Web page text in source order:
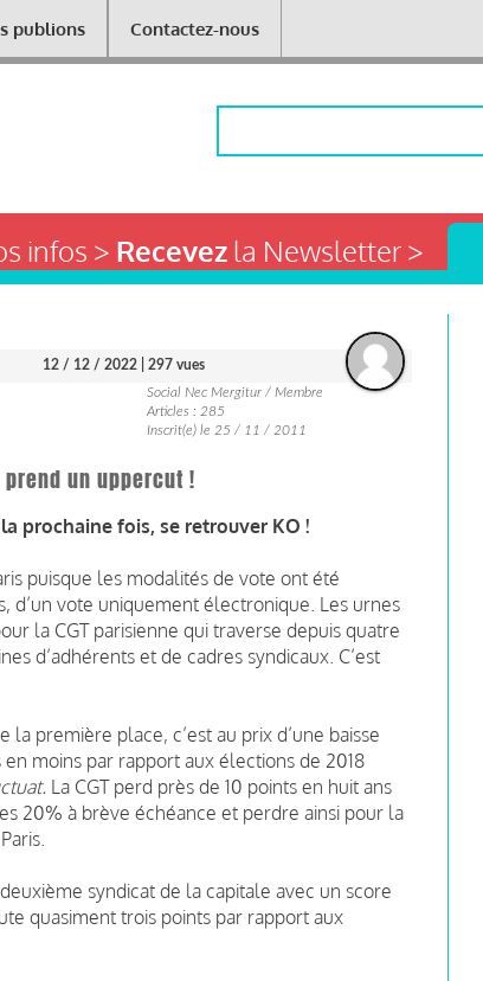
publions Contactez-nous
infos > Recevezla Newsletter >
12 / 12 / 2022 | 297 vues
Social Nec Mergitur / Membre
Articles : 285
Inscrit(e) le 25 / 11 / 2011
un uppercut !
prochaine fois, se retrouver KO !
puisque les modalités de vote ont été
d’un vote uniquement électronique. Les urnes
la CGT parisienne qui traverse depuis quatre
d’adhérents et de cadres syndicaux. C’est
première place, c’est au prix d’une baisse
moins par rapport aux élections de 2018
La CGT perd près de 10 points en huit ans
20% à brève échéance et perdre ainsi pour la
syndicat de la capitale avec un score
quasiment trois points par rapport aux